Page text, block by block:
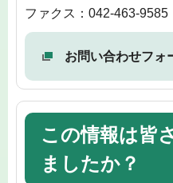
ファクス：042-463-9585
お問い合わせフォ
この情報は皆
ましたか？